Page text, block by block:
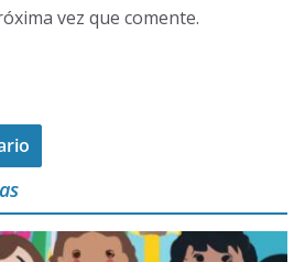
vez que comente.